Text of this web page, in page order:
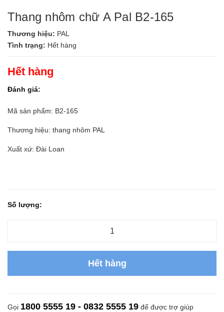
Thang nhôm chữ A Pal B2-165
Thương hiệu: PAL
Tình trạng: Hết hàng
Hết hàng
Đánh giá:
Mã sản phẩm: B2-165
Thương hiệu: thang nhôm PAL
Xuất xứ: Đài Loan
Số lượng:
Hết hàng
Gọi 1800 5555 19 - 0832 5555 19 để được trợ giúp